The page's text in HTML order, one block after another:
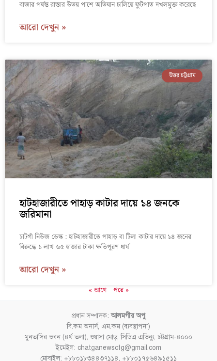
বাজার পর্যন্ত রাস্তার উভয় পাশে অভিযান চালিয়ে ফুটপাত দখলমুক্ত করেছে
আরো দেখুন »
উত্তর চট্টগ্রাম
হাটহাজারীতে পাহাড় কাটার দায়ে ১৪ জনকে
জরিমানা
চাটগাঁ নিউজ ডেস্ক : হাটহাজারীতে পাহাড় বা টিলা কাটার দায়ে ১৪ জনের
বিরুদ্ধে ১ লাখ ৬৫ হাজার টাকা ক্ষতিপূরণ ধার্য
আরো দেখুন »
« আগে পরে »
প্রধান সম্পাদক:আলমগীর অপু
বি.কম অনার্স, এম.কম (ব্যবস্থাপনা)
মুনতাসির ভবন (৪র্থ তলা), ওয়াসা মোড়, সিডিএ এভিন্যু, চট্টগ্রাম-৪০০০
ইমেইল: chatganewsctg@gmail.com
মোবাইল: +৮৮০১৮৩৪৪৩৭১১৪, +৮৮০১৭৫৬৪৯১৫১১